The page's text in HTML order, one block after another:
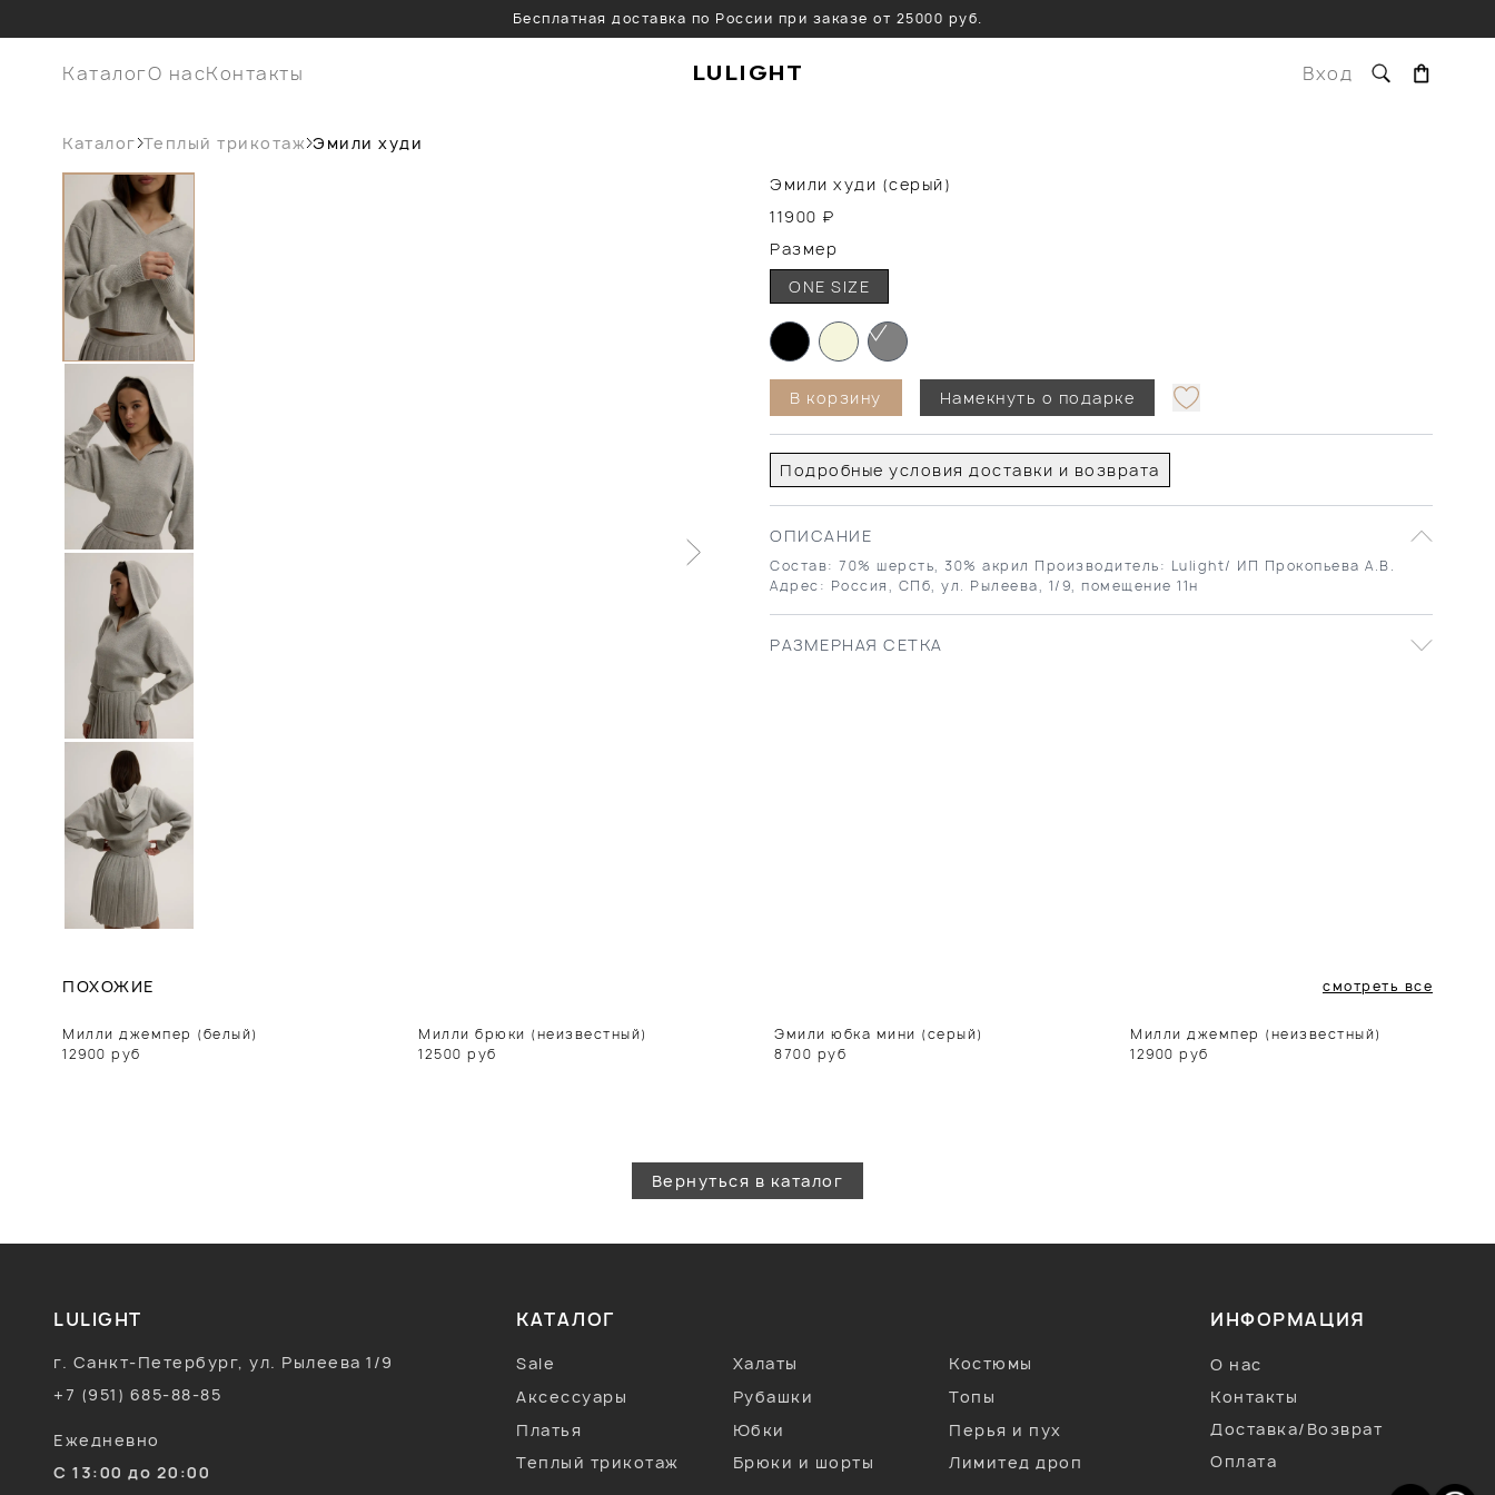
Бесплатная доставка по России при заказе от 25000 руб.
КаталогО насКонтакты LULIGHT Вход
Каталог Теплый трикотаж Эмили худи
Эмили худи (серый)
11900 ₽
Размер
ONE SIZE
В корзину Намекнуть о подарке
Подробные условия доставки и возврата
ОПИСАНИЕ
Состав: 70% шерсть, 30% акрил Производитель: Lulight/ ИП Прокопьева А.В.
Адрес: Россия, СПб, ул. Рылеева, 1/9, помещение 11н
РАЗМЕРНАЯ СЕТКА
ПОХОЖИЕ смотреть все
Милли джемпер (белый)
12900 руб
Милли брюки (неизвестный)
12500 руб
Эмили юбка мини (серый)
8700 руб
Милли джемпер (неизвестный)
12900 руб
Вернуться в каталог
LULIGHT
г. Санкт-Петербург, ул. Рылеева 1/9
+7 (951) 685-88-85
Ежедневно
С 13:00 до 20:00
КАТАЛОГ
Sale Халаты
Костюмы
Аксессуары
Рубашки
Топы
Платья
Юбки
Перья и пух
Теплый трикотаж
Брюки и шорты Лимитед дроп
ИНФОРМАЦИЯ
О нас
Контакты
Доставка/Возврат
Оплата